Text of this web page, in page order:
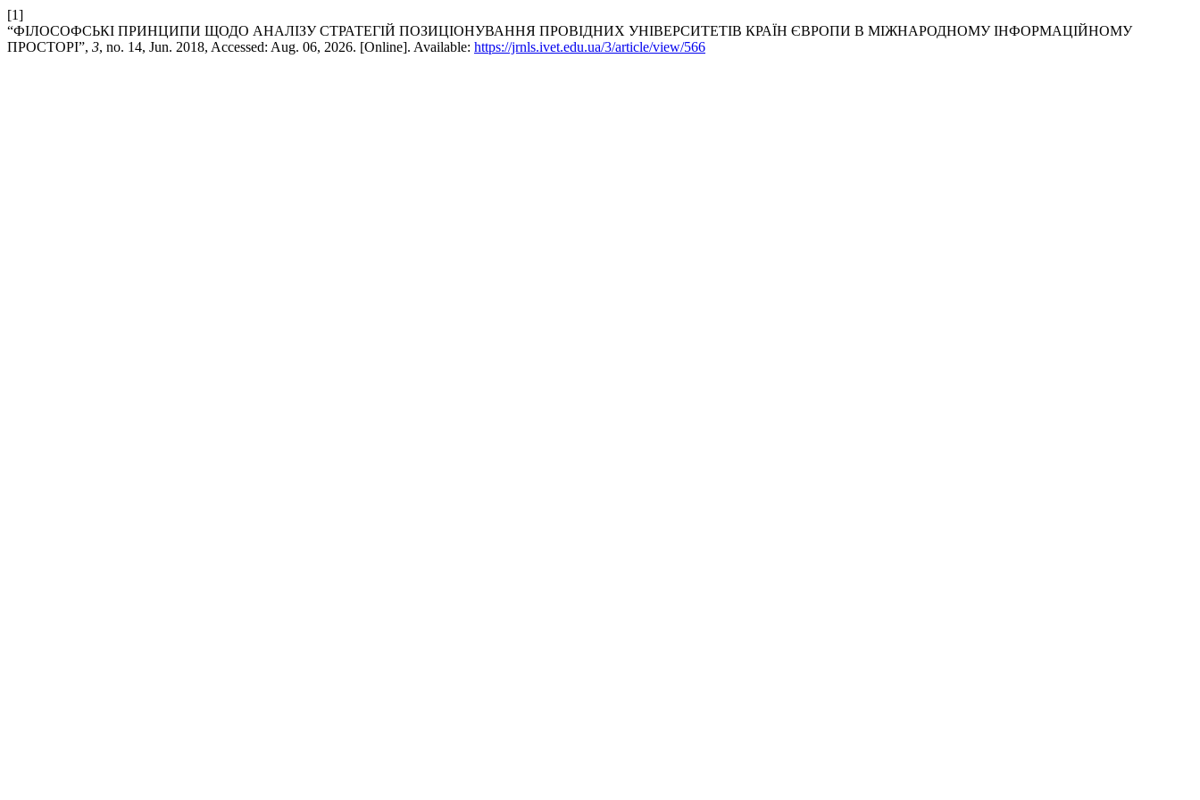
[1]
“ФІЛОСОФСЬКІ ПРИНЦИПИ ЩОДО АНАЛІЗУ СТРАТЕГІЙ ПОЗИЦІОНУВАННЯ ПРОВІДНИХ УНІВЕРСИТЕТІВ КРАЇН ЄВРОПИ В МІЖНАРОДНОМУ ІНФОРМАЦІЙНОМУ
ПРОСТОРІ”, 3, no. 14, Jun. 2018, Accessed: Aug. 06, 2026. [Online]. Available: https://jrnls.ivet.edu.ua/3/article/view/566